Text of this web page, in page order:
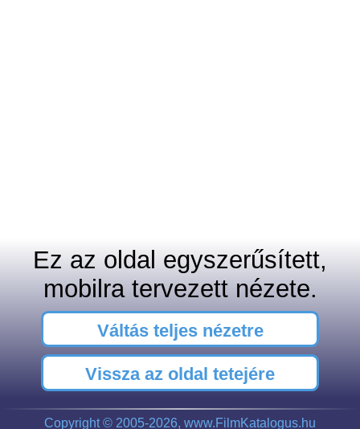
Ez az oldal egyszerűsített,
mobilra tervezett nézete.
Váltás teljes nézetre
Vissza az oldal tetejére
Copyright © 2005-2026, www.FilmKatalogus.hu